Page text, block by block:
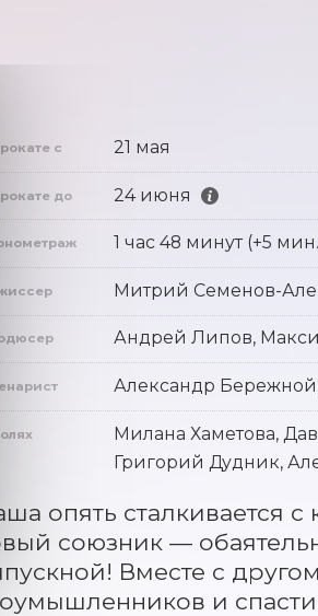
с 21 мая
до 24 июня
1 час 48 минут (+5
Митрий Семенов-
Андрей Липов,
Александр
Милана Хаметова,
Григорий Дудник,
опять сталкивается
союзник —
Вместе с
и